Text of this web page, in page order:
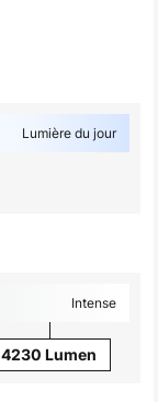
Lumière du jour
Intense
4230 Lumen